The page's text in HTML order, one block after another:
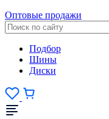
Оптовые продажи
Подбор
Шины
Диски